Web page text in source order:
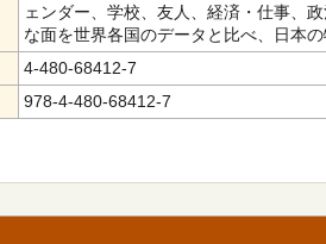
ェンダー、学校、友人、経済・仕事、
な面を世界各国のデータと比べ、日本
4-480-68412-7
978-4-480-68412-7